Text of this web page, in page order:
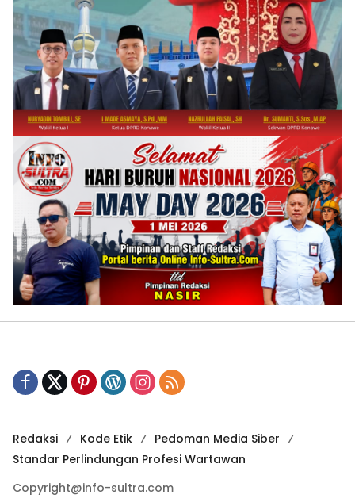
Redaksi Kode Etik
Pedoman Media Siber
Standar Perlindungan Profesi Wartawan
Copyright@info-sultra.com